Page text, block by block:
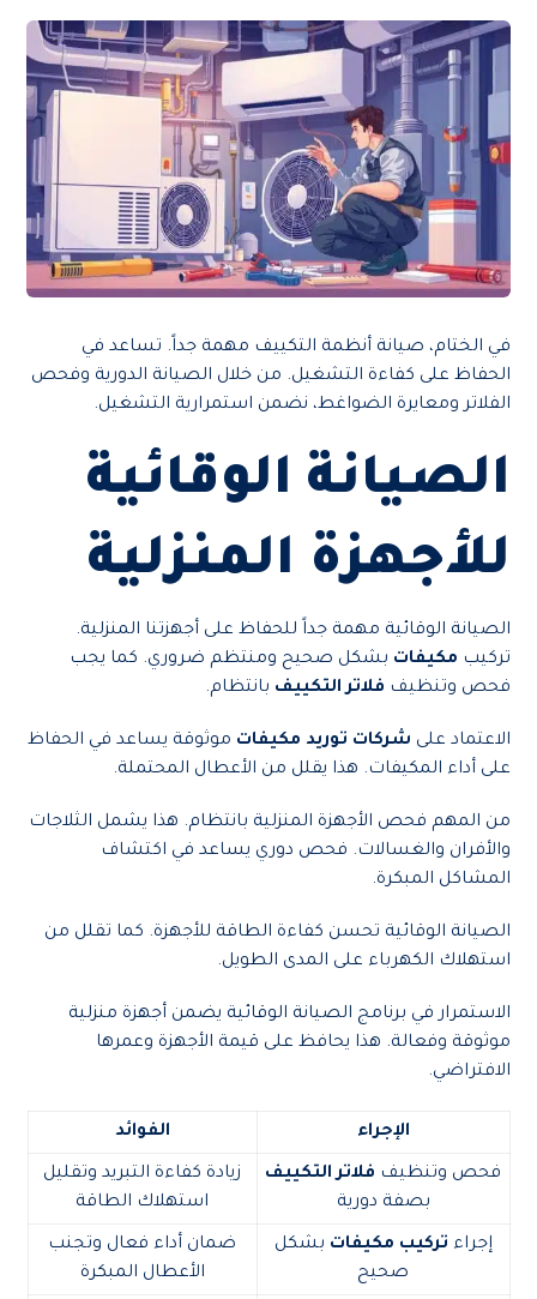
في الختام، صيانة أنظمة التكييف مهمة جداً. تساعد في
الحفاظ على كفاءة التشغيل. من خلال الصيانة الدورية وفحص
الفلاتر ومعايرة الضواغط، نضمن استمرارية التشغيل.
الصيانة الوقائية
للأجهزة المنزلية
الصيانة الوقائية مهمة جداً للحفاظ على أجهزتنا المنزلية.
تركيب مكيفات بشكل صحيح ومنتظم ضروري. كما يجب
فحص وتنظيف فلاتر التكييف بانتظام.
الاعتماد على شركات توريد مكيفات موثوقة يساعد في الحفاظ
على أداء المكيفات. هذا يقلل من الأعطال المحتملة.
من المهم فحص الأجهزة المنزلية بانتظام. هذا يشمل الثلاجات
والأفران والغسالات. فحص دوري يساعد في اكتشاف
المشاكل المبكرة.
الصيانة الوقائية تحسن كفاءة الطاقة للأجهزة. كما تقلل من
استهلاك الكهرباء على المدى الطويل.
الاستمرار في برنامج الصيانة الوقائية يضمن أجهزة منزلية
موثوقة وفعالة. هذا يحافظ على قيمة الأجهزة وعمرها
الافتراضي.
الإجراء الفوائد
فحص وتنظيف فلاتر التكييف
بصفة دورية
زيادة كفاءة التبريد وتقليل
استهلاك الطاقة
إجراء تركيب مكيفات بشكل
صحيح
ضمان أداء فعال وتجنب
الأعطال المبكرة